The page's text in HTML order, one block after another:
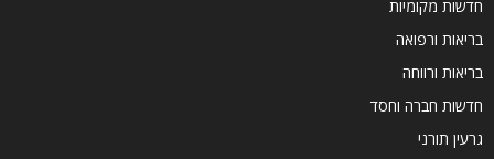
חדשות מקומיות
בריאות ורפואה
בריאות ורווחה
חדשות חברה וחסד
גרעין תורני